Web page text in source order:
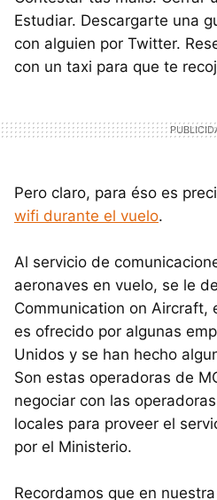
Estudiar. Descargarte una
con alguien por Twitter.
con un taxi para que te
Pero claro, para éso es
wifi durante el vuelo.
Al servicio de
aeronaves en vuelo, se le
Communication on Aircraft,
es ofrecido por algunas
Unidos y se han hecho
Son estas operadoras de
negociar con las
locales para proveer el
por el Ministerio.
Recordamos que en